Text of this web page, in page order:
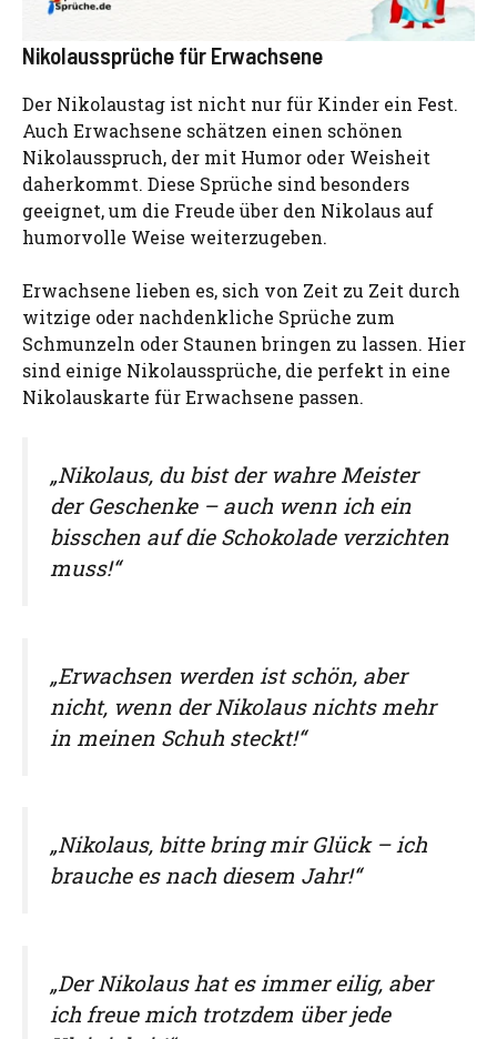
Nikolaussprüche für Erwachsene
Der Nikolaustag ist nicht nur für Kinder ein Fest.
Auch Erwachsene schätzen einen schönen
Nikolausspruch, der mit Humor oder Weisheit
daherkommt. Diese Sprüche sind besonders
geeignet, um die Freude über den Nikolaus auf
humorvolle Weise weiterzugeben.
Erwachsene lieben es, sich von Zeit zu Zeit durch
witzige oder nachdenkliche Sprüche zum
Schmunzeln oder Staunen bringen zu lassen. Hier
sind einige Nikolaussprüche, die perfekt in eine
Nikolauskarte für Erwachsene passen.
„Nikolaus, du bist der wahre Meister
der Geschenke – auch wenn ich ein
bisschen auf die Schokolade verzichten
muss!“
„Erwachsen werden ist schön, aber
nicht, wenn der Nikolaus nichts mehr
in meinen Schuh steckt!“
„Nikolaus, bitte bring mir Glück – ich
brauche es nach diesem Jahr!“
„Der Nikolaus hat es immer eilig, aber
ich freue mich trotzdem über jede